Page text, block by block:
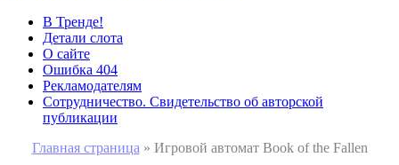
В Тренде!
Детали слота
О сайте
Ошибка 404
Рекламодателям
Сотрудничество. Свидетельство об авторской
публикации
Главная страница » Игровой автомат Book of the Fallen